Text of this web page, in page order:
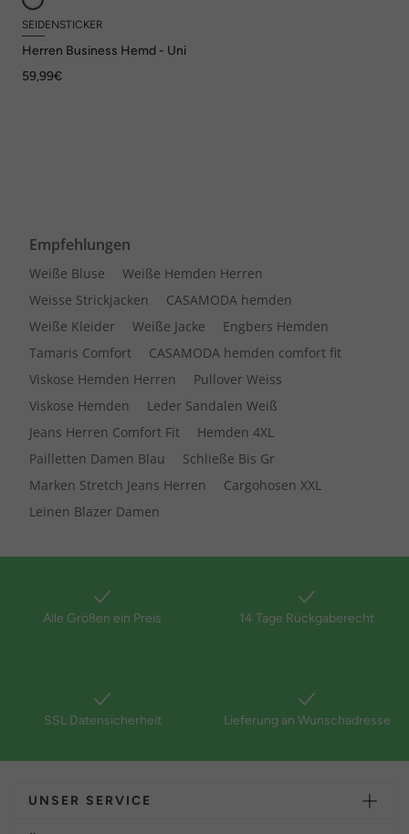
SEIDENSTICKER
Herren Business Hemd - Uni
59,99€
Empfehlungen
Weiße Bluse
Weiße Hemden Herren
Weisse Strickjacken
CASAMODA hemden
Weiße Kleider
Weiße Jacke
Engbers Hemden
Tamaris Comfort
CASAMODA hemden comfort fit
Viskose Hemden Herren
Pullover Weiss
Viskose Hemden
Leder Sandalen Weiß
Jeans Herren Comfort Fit
Hemden 4XL
Pailletten Damen Blau
Schließe Bis Gr
Marken Stretch Jeans Herren
Cargohosen XXL
Leinen Blazer Damen
Alle Größen ein Preis 14 Tage Rückgaberecht
SSL Datensicherheit Lieferung an Wunschadresse
UNSER SERVICE